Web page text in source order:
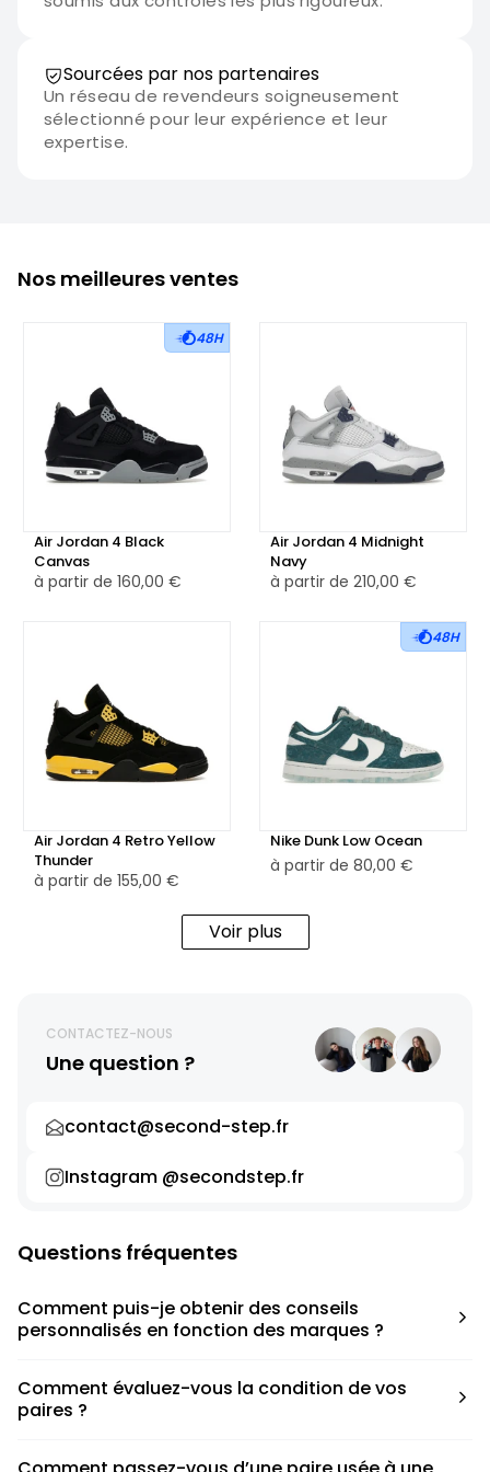
Sourcées par nos partenaires
Un réseau de revendeurs soigneusement
sélectionné pour leur expérience et leur
expertise.
Nos meilleures ventes
48H
Air Jordan 4 Black
Canvas
à partir de 160,00 €
Air Jordan 4 Midnight
Navy
à partir de 210,00 €
Air Jordan 4 Retro Yellow
Thunder
à partir de 155,00 €
48H
Nike Dunk Low Ocean
à partir de 80,00 €
Voir plus
CONTACTEZ-NOUS
Une question ?
contact@second-step.fr
Instagram @secondstep.fr
Questions fréquentes
Comment puis-je obtenir des conseils
personnalisés en fonction des marques ?
pour déterminer la taille appropriée, que ce soit une taille
en dessous, au-dessus ou correspondant à votre taille
Comment évaluez-vous la condition de vos
paires ?